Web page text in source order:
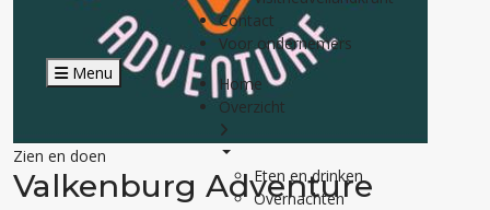
Menu
Contact
Voor ondernemers
Home
Overzicht
Eten en drinken
Overnachten
Zien en doen
Valkenburg Adventure